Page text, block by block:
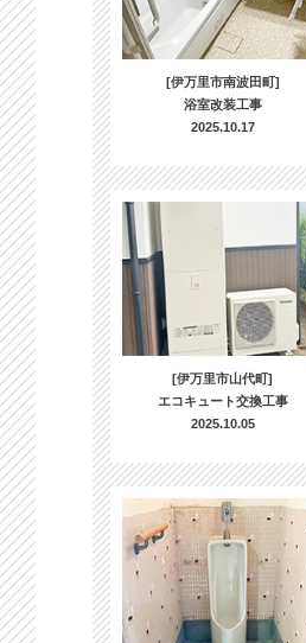
[伊万里市南波田町]
浴室改装工事
2025.10.17
[伊万里市山代町]
エコキュート交換工事
2025.10.05